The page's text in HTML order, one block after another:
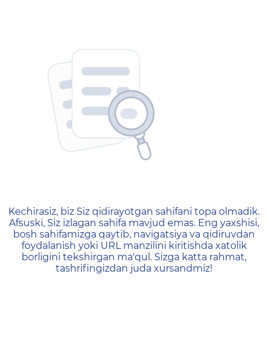
404 — Страница не
Kechirasiz, biz Siz qidirayotgan sahifani topa olmadik.
Afsuski, Siz izlagan sahifa mavjud emas. Eng yaxshisi,
bosh sahifamizga qaytib, navigatsiya va qidiruvdan
foydalanish yoki URL manzilini kiritishda xatolik
borligini tekshirgan ma'qul. Sizga katta rahmat,
tashrifingizdan juda xursandmiz!